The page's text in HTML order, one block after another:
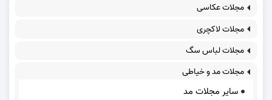
مجلات عکاسی
مجلات لاکچری
مجلات لباس سگ
مجلات مد و خیاطی
سایر مجلات مد